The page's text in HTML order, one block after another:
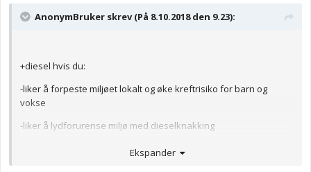
AnonymBruker skrev (På 8.10.2018 den 9.23):
+diesel hvis du:
-liker å forpeste miljøet lokalt og øke kreftrisiko for barn og
vokse
-liker å lydforurense miljø med dieselknakking
-liker å betale serviceutgifter for å holde alle dieseldelene i drift
Ekspander